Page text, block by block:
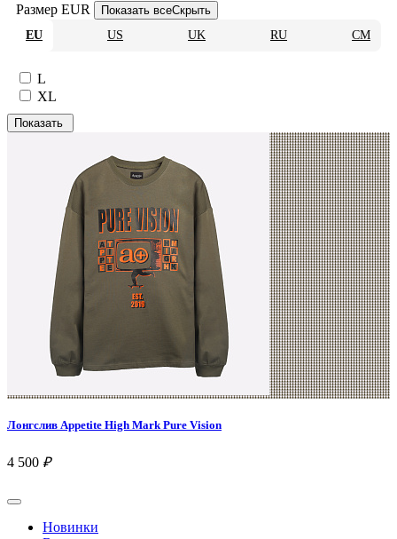
Размер EUR Показать всеСкрыть
EU
US UK RU CM
L
XL
Лонгслив Appetite High Mark Pure Vision
4 500 ₽
Новинки